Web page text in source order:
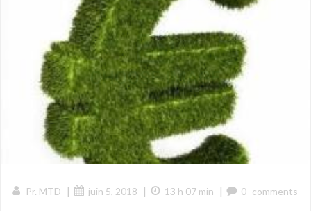
Pr. MTD | juin 5, 2018 | 13 h 07 min | 0 comments